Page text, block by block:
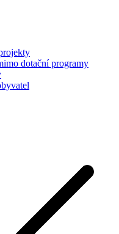
dotační programy